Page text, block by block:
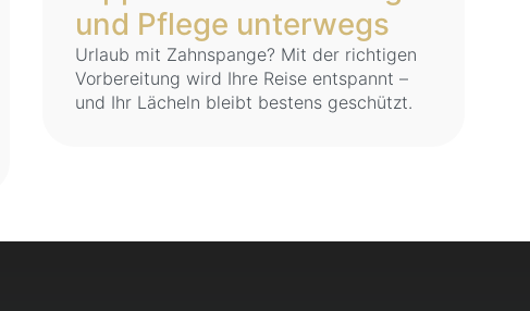
und Pflege unterwegs
Urlaub mit Zahnspange? Mit der richtigen
Vorbereitung wird Ihre Reise entspannt –
und Ihr Lächeln bleibt bestens geschützt.